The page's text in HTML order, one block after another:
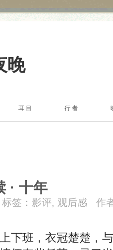
晚
耳 目 行 者
· 十年
标签： 影评, 观后感
作
班，衣冠楚楚，与